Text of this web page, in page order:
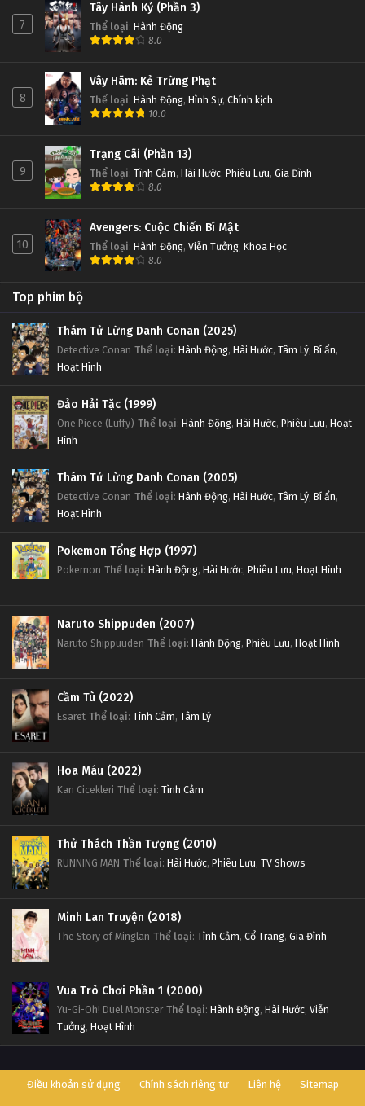
7
Tây Hành Kỷ (Phần 3)
Thể loại: Hành Động
8.0
8
Vây Hãm: Kẻ Trừng Phạt
Thể loại: Hành Động, Hình Sự, Chính kịch
10.0
9
Trạng Cãi (Phần 13)
Thể loại: Tình Cảm, Hài Hước, Phiêu Lưu, Gia Đình
8.0
10
Avengers: Cuộc Chiến Bí Mật
Thể loại: Hành Động, Viễn Tưởng, Khoa Học
8.0
Top phim bộ
Thám Tử Lừng Danh Conan (2025)
Detective Conan Thể loại: Hành Động, Hài Hước, Tâm Lý, Bí ẩn,
Hoạt Hình
Đảo Hải Tặc (1999)
One Piece (Luffy) Thể loại: Hành Động, Hài Hước, Phiêu Lưu, Hoạt
Hình
Thám Tử Lừng Danh Conan (2005)
Detective Conan Thể loại: Hành Động, Hài Hước, Tâm Lý, Bí ẩn,
Hoạt Hình
Pokemon Tổng Hợp (1997)
Pokemon Thể loại: Hành Động, Hài Hước, Phiêu Lưu, Hoạt Hình
Naruto Shippuden (2007)
Naruto Shippuuden Thể loại: Hành Động, Phiêu Lưu, Hoạt Hình
Cầm Tù (2022)
Esaret Thể loại: Tình Cảm, Tâm Lý
Hoa Máu (2022)
Kan Cicekleri Thể loại: Tình Cảm
Thử Thách Thần Tượng (2010)
RUNNING MAN Thể loại: Hài Hước, Phiêu Lưu, TV Shows
Minh Lan Truyện (2018)
The Story of Minglan Thể loại: Tình Cảm, Cổ Trang, Gia Đình
Vua Trò Chơi Phần 1 (2000)
Yu-Gi-Oh! Duel Monster Thể loại: Hành Động, Hài Hước, Viễn
Tưởng, Hoạt Hình
Điều khoản sử dụng Chính sách riêng tư Liên hệ Sitemap